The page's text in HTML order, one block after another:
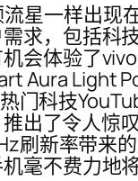
星一样出现
求，包括科
会体验了
Aura Light
门科技
出了令人惊
刷新率带来
毫不费力地